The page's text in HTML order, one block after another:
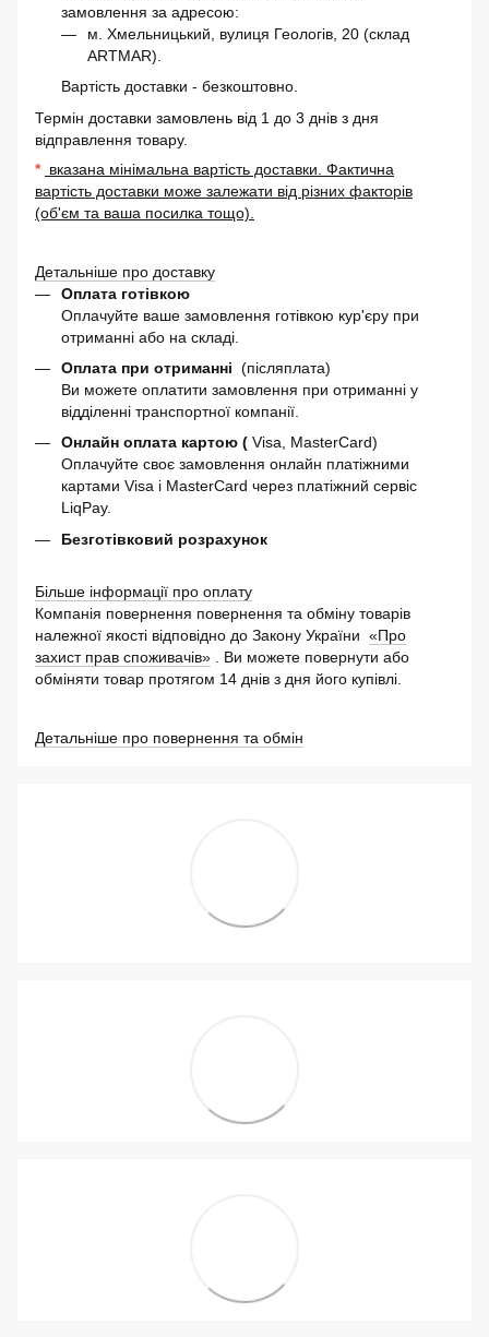
замовлення за адресою:
м. Хмельницький, вулиця Геологів, 20 (склад
ARTMAR).
Вартість доставки - безкоштовно.
Термін доставки замовлень від 1 до 3 днів з дня
відправлення товару.
* вказана мінімальна вартість доставки. Фактична
вартість доставки може залежати від різних факторів
(об'єм та ваша посилка тощо).
Детальніше про доставку
Оплата готівкою
Оплачуйте ваше замовлення готівкою кур'єру при
отриманні або на складі.
Оплата при отриманні (післяплата)
Ви можете оплатити замовлення при отриманні у
відділенні транспортної компанії.
Онлайн оплата картою ( Visa, MasterCard)
Оплачуйте своє замовлення онлайн платіжними
картами Visa і MasterCard через платіжний сервіс
LiqPay.
Безготівковий розрахунок
Більше інформації про оплату
Компанія повернення повернення та обміну товарів
належної якості відповідно до Закону України «Про
захист прав споживачів» . Ви можете повернути або
обміняти товар протягом 14 днів з дня його купівлі.
Детальніше про повернення та обмін